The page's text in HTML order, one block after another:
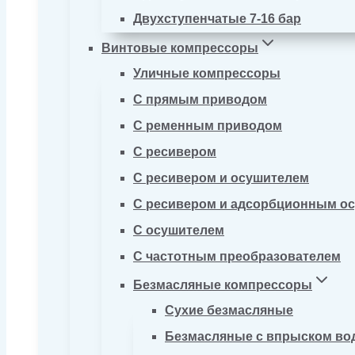
Двухступенчатые 7-16 бар
Винтовые компрессоры
Уличные компрессоры
С прямым приводом
С ременным приводом
С ресивером
С ресивером и осушителем
С ресивером и адсорбционным
С осушителем
С частотным преобразователем
Безмасляные компрессоры
Сухие безмасляные
Безмасляные с впрыском